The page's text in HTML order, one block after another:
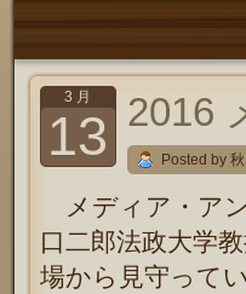
3 月
13 2016
Posted by
メディア・ア
口二郎法政大学
場から見守って